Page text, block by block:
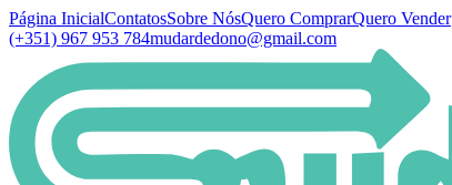
Página InicialContatosSobre NósQuero ComprarQuero Vender
(+351) 967 953 784mudardedono@gmail.com